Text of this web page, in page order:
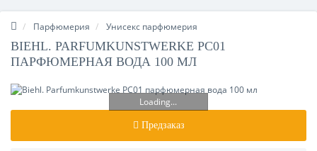
Парфюмерия Унисекс парфюмерия
BIEHL. PARFUMKUNSTWERKE PC01
ПАРФЮМЕРНАЯ ВОДА 100 МЛ
Loading...
Предзаказ